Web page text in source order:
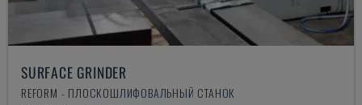
SURFACE GRINDER
REFORM - ПЛОСКОШЛИФОВАЛЬНЫЙ СТАНОК